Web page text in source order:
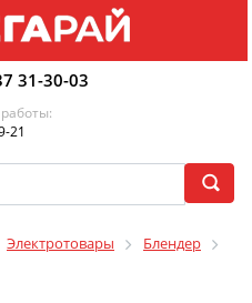
31-30-03
21
Электротовары
Блендер